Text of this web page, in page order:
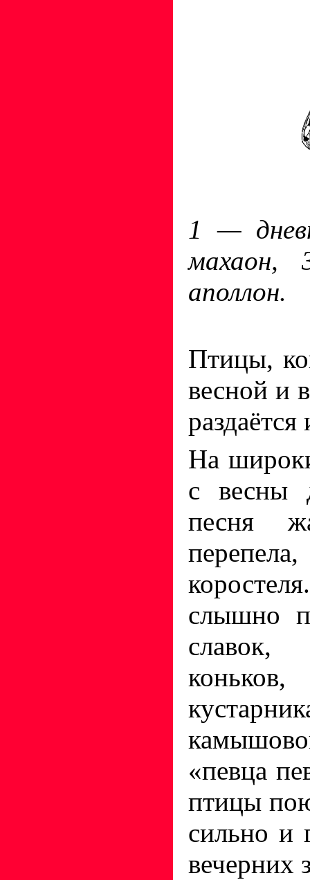
1 —
аполлон.
Птицы,
весной и
На
с весны
песня
слышно
«певца
птицы
сильно и
вечерних